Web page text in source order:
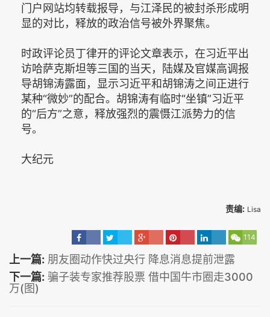
门户网站均转载报导，与江泽民的被封杀形成明
显的对比，释放的政治信号被外界聚焦。
时政评论员丁律开的评论文章表示，在习近平出
访哈萨克斯坦等三国的当天，陆媒及官媒高调报
导胡锦涛露面，显示习近平和胡锦涛之间正进行
某种“微妙”的配合。胡锦涛有临时“坐镇”习近平
的“后方”之意，释放强烈的震慑江派势力的信
号。
大纪元
责编: Lisa
114
上一篇: 朋友圈动作快过央行 降息消息提前泄露
下一篇: 骗子装专家推荐股票 借中国牛市圈走3000
万(图)